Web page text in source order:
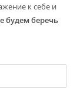
к себе и
будем беречь